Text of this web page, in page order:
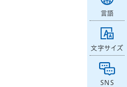
言語
文字サイズ
SNS